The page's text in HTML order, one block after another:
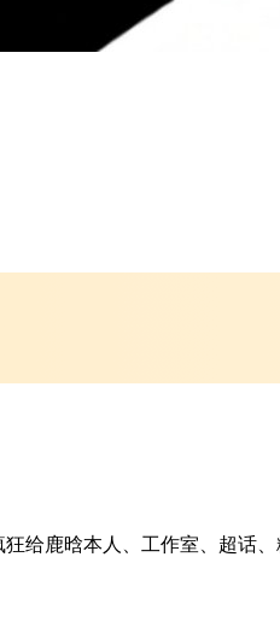
给鹿晗本人、工作室、超话